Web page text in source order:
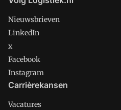
Nieuwsbrieven
LinkedIn
x
Facebook
Instagram
Carrièrekansen
Vacatures